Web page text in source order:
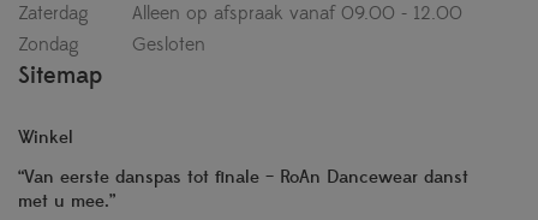
Zaterdag
Alleen op afspraak vanaf 09.00 - 12.00
Zondag
Gesloten
Sitemap
Winkel
“Van eerste danspas tot finale – RoAn Dancewear danst
met u mee.”